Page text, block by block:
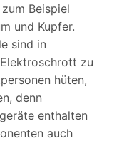
Beispiel
und Kupfer.
sind in
zu
hüten,
denn
enthalten
auch